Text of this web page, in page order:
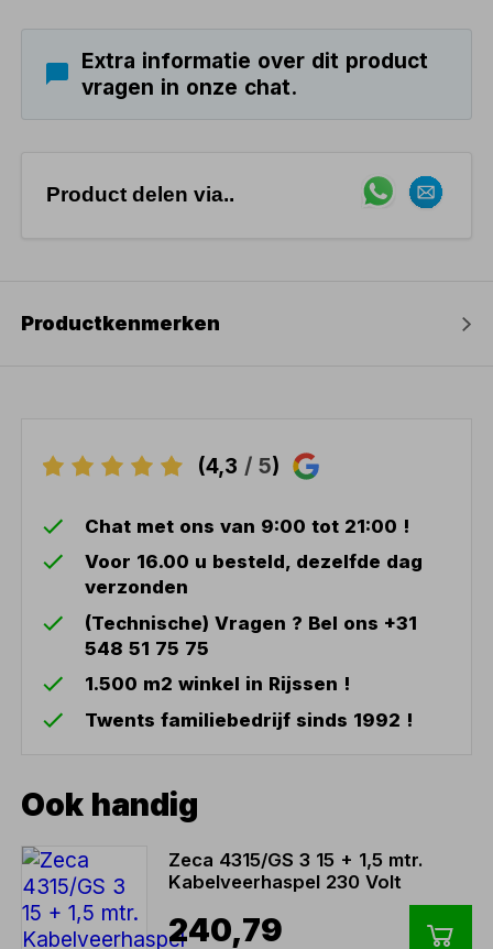
Extra informatie over dit product
vragen in onze chat.
Product delen via..
Productkenmerken
(4,3 / 5)
Chat met ons van 9:00 tot 21:00 !
Voor 16.00 u besteld, dezelfde dag
verzonden
(Technische) Vragen ? Bel ons +31
548 51 75 75
1.500 m2 winkel in Rijssen !
Twents familiebedrijf sinds 1992 !
Ook handig
Zeca 4315/GS 3 15 + 1,5 mtr.
Kabelveerhaspel 230 Volt
240,79